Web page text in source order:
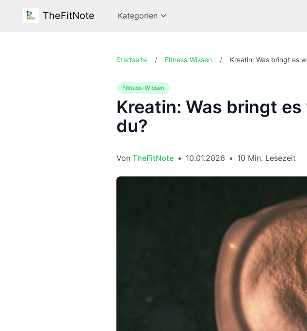
TheFitNote Kategorien
Startseite / Fitness-Wissen / Kreatin: Was bringt es
Fitness-Wissen
Kreatin: Was bringt
du?
Von TheFitNote • 10.01.2026 • 10 Min. Lesezeit